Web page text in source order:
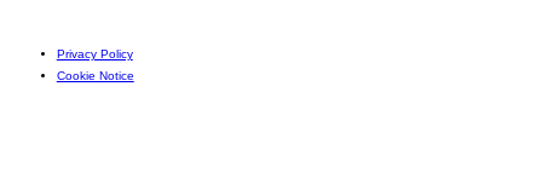
Privacy Policy
Cookie Notice